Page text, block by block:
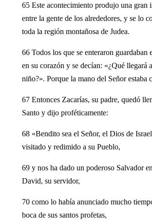
65 Este acontecimiento produjo una gran
entre la gente de los alrededores, y se lo
toda la región montañosa de Judea.
66 Todos los que se enteraron guardaban
en su corazón y se decían: «¿Qué llegará
niño?». Porque la mano del Señor estaba
67 Entonces Zacarías, su padre, quedó
Santo y dijo proféticamente:
68 «Bendito sea el Señor, el Dios de
visitado y redimido a su Pueblo,
69 y nos ha dado un poderoso Salvador
David, su servidor,
70 como lo había anunciado mucho
boca de sus santos profetas,